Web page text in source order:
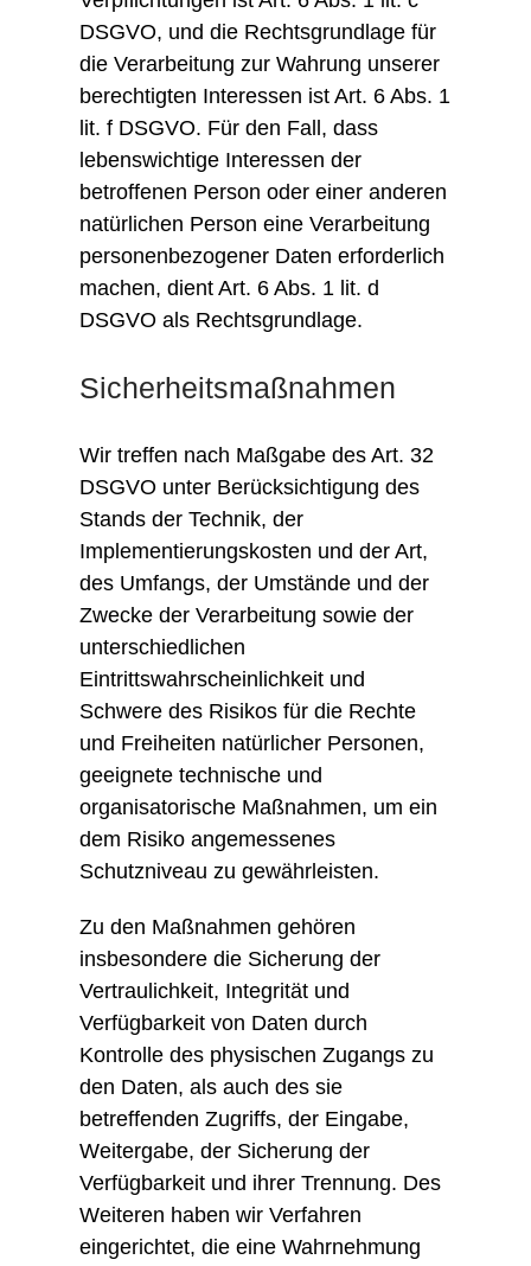
DSGVO, und die Rechtsgrundlage für
die Verarbeitung zur Wahrung unserer
berechtigten Interessen ist Art. 6 Abs. 1
lit. f DSGVO. Für den Fall, dass
lebenswichtige Interessen der
betroffenen Person oder einer anderen
natürlichen Person eine Verarbeitung
personenbezogener Daten erforderlich
machen, dient Art. 6 Abs. 1 lit. d
DSGVO als Rechtsgrundlage.
Sicherheitsmaßnahmen
Wir treffen nach Maßgabe des Art. 32
DSGVO unter Berücksichtigung des
Stands der Technik, der
Implementierungskosten und der Art,
des Umfangs, der Umstände und der
Zwecke der Verarbeitung sowie der
unterschiedlichen
Eintrittswahrscheinlichkeit und
Schwere des Risikos für die Rechte
und Freiheiten natürlicher Personen,
geeignete technische und
organisatorische Maßnahmen, um ein
dem Risiko angemessenes
Schutzniveau zu gewährleisten.
Zu den Maßnahmen gehören
insbesondere die Sicherung der
Vertraulichkeit, Integrität und
Verfügbarkeit von Daten durch
Kontrolle des physischen Zugangs zu
den Daten, als auch des sie
betreffenden Zugriffs, der Eingabe,
Weitergabe, der Sicherung der
Verfügbarkeit und ihrer Trennung. Des
Weiteren haben wir Verfahren
eingerichtet, die eine Wahrnehmung